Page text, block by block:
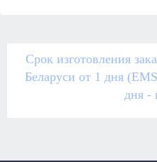
Срок изготовления
Беларуси от 1 дня
дня -